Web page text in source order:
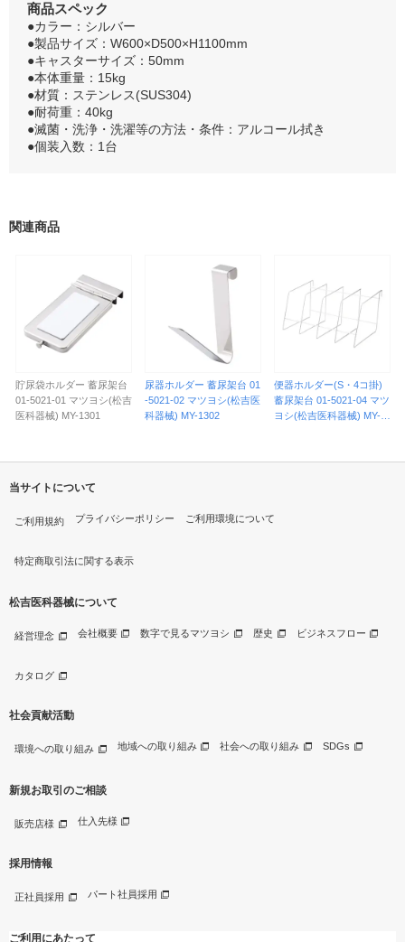
商品スペック
●カラー：シルバー
●製品サイズ：W600×D500×H1100mm
●キャスターサイズ：50mm
●本体重量：15kg
●材質：ステンレス(SUS304)
●耐荷重：40kg
●滅菌・洗浄・洗濯等の方法・条件：アルコール拭き
●個装入数：1台
関連商品
貯尿袋ホルダー 蓄尿架台
01-5021-01 マツヨシ(松吉
医科器械) MY-1301
尿器ホルダー 蓄尿架台 01
-5021-02 マツヨシ(松吉医
科器械) MY-1302
便器ホルダー(S・4コ掛)
蓄尿架台 01-5021-04 マツ
ヨシ(松吉医科器械) MY-1
当サイトについて
ご利用規約 プライバシーポリシー ご利用環境について
特定商取引法に関する表示
松吉医科器械について
経営理念 会社概要 数字で見るマツヨシ 歴史 ビジネスフロー
カタログ
社会貢献活動
環境への取り組み 地域への取り組み 社会への取り組み SDGs
新規お取引のご相談
販売店様 仕入先様
採用情報
正社員採用 パート社員採用
ご利用にあたって